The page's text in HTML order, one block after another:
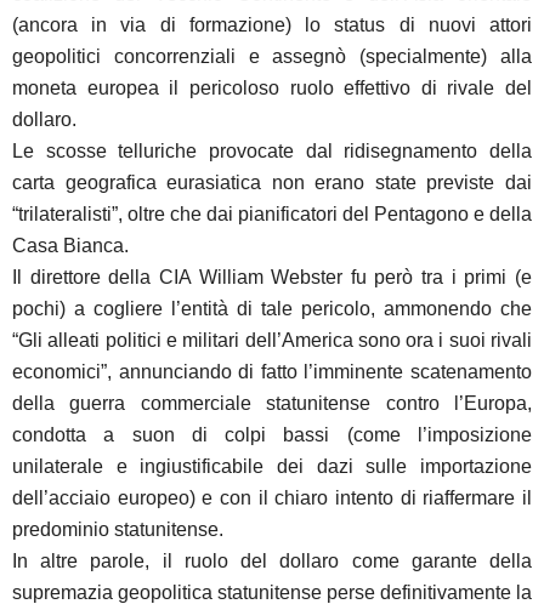
(ancora in via di formazione) lo status di nuovi attori
geopolitici concorrenziali e assegnò (specialmente) alla
moneta europea il pericoloso ruolo effettivo di rivale del
dollaro.
Le scosse telluriche provocate dal ridisegnamento della
carta geografica eurasiatica non erano state previste dai
“trilateralisti”, oltre che dai pianificatori del Pentagono e della
Casa Bianca.
Il direttore della CIA William Webster fu però tra i primi (e
pochi) a cogliere l’entità di tale pericolo, ammonendo che
“Gli alleati politici e militari dell’America sono ora i suoi rivali
economici”, annunciando di fatto l’imminente scatenamento
della guerra commerciale statunitense contro l’Europa,
condotta a suon di colpi bassi (come l’imposizione
unilaterale e ingiustificabile dei dazi sulle importazione
dell’acciaio europeo) e con il chiaro intento di riaffermare il
predominio statunitense.
In altre parole, il ruolo del dollaro come garante della
supremazia geopolitica statunitense perse definitivamente la